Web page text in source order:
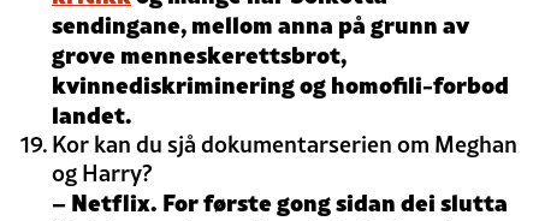
sendingane, mellom anna på grunn av
grove menneskerettsbrot,
kvinnediskriminering og homofili-forbod
landet.
Kor kan du sjå dokumentarserien om Meghan
og Harry?
– Netflix. For første gong sidan dei slutta